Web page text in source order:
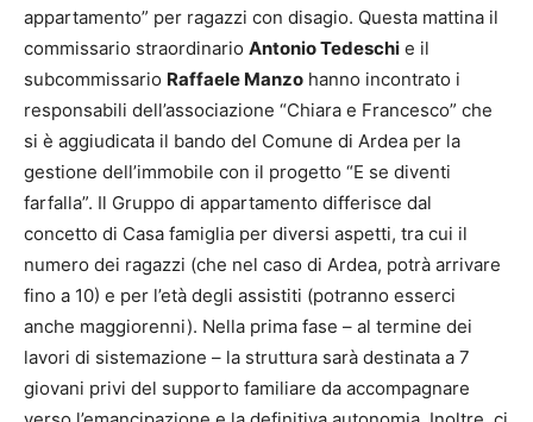
appartamento” per ragazzi con disagio. Questa mattina il
commissario straordinario Antonio Tedeschi e il
subcommissario Raffaele Manzo hanno incontrato i
responsabili dell’associazione “Chiara e Francesco” che
si è aggiudicata il bando del Comune di Ardea per la
gestione dell’immobile con il progetto “E se diventi
farfalla”. Il Gruppo di appartamento differisce dal
concetto di Casa famiglia per diversi aspetti, tra cui il
numero dei ragazzi (che nel caso di Ardea, potrà arrivare
fino a 10) e per l’età degli assistiti (potranno esserci
anche maggiorenni). Nella prima fase – al termine dei
lavori di sistemazione – la struttura sarà destinata a 7
giovani privi del supporto familiare da accompagnare